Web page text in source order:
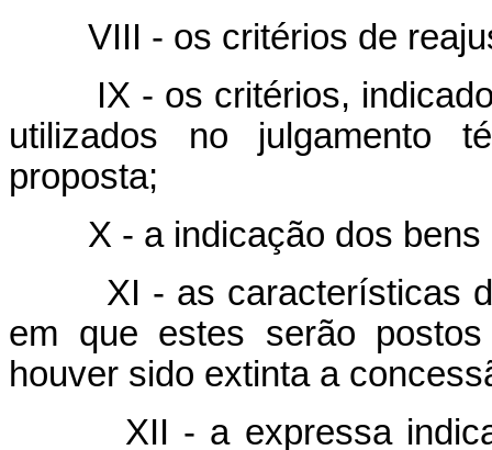
VIII - os critérios de
IX - os critérios,
utilizados no julgamento
proposta;
X - a indicação dos
XI - as características
em que estes serão
houver sido extinta a
XII - a expressa